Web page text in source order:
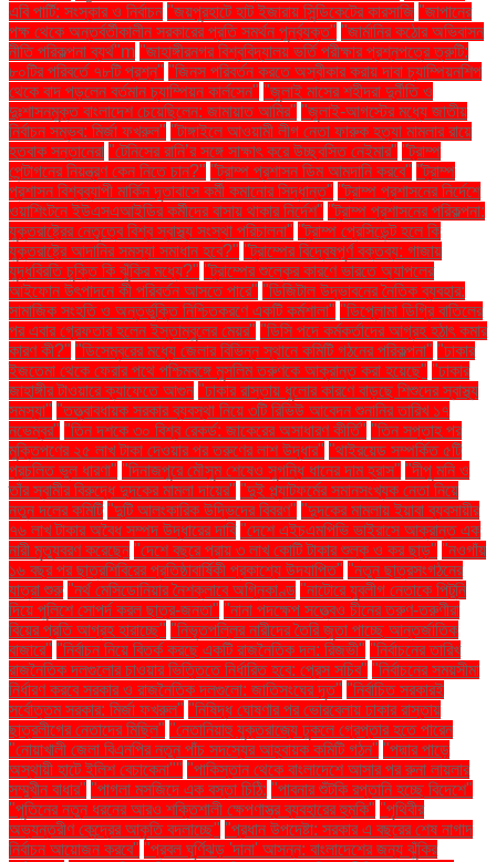
এবি পার্টি: সংস্কার ও নির্বাচন "জয়পুরহাটে হাট ইজারায় সিন্ডিকেটের কারসাজি "জাপানের
পক্ষ থেকে অন্তর্বর্তীকালীন সরকারের প্রতি সমর্থন পুনর্ব্যক্ত" "জার্মানির কঠোর অভিবাসন
নীতি পরিকল্পনা ব্যর্থ"m "জাহাঙ্গীরনগর বিশ্ববিদ্যালয় ভর্তি পরীক্ষার প্রশ্নপত্রে ত্রুটি:
৮০টির পরিবর্তে ৭৮টি প্রশ্ন" "জিনস পরিবর্তন করতে অস্বীকার করায় দাবা চ্যাম্পিয়নশিপ
থেকে বাদ পড়লেন বর্তমান চ্যাম্পিয়ন কার্লসেন" "জুলাই মাসের শহীদরা দুর্নীতি ও
দুঃশাসনমুক্ত বাংলাদেশ চেয়েছিলেন: জামায়াত আমির" "জুলাই-আগস্টের মধ্যে জাতীয়
নির্বাচন সম্ভব: মির্জা ফখরুল" "টাঙ্গাইলে আওয়ামী লীগ নেতা ফারুক হত্যা মামলার রায়ে
হতবাক সন্তানেরা "টেনিসের রানি’র সঙ্গে সাক্ষাৎ করে উচ্ছ্বসিত নেইমার" "ট্রাম্প
পেন্টাগনের নিয়ন্ত্রণ কেন নিতে চান?" "ট্রাম্প প্রশাসন ডিম আমদানি করবে" "ট্রাম্প
প্রশাসন বিশ্বব্যাপী মার্কিন দূতাবাসে কর্মী কমানোর সিদ্ধান্ত" "ট্রাম্প প্রশাসনের নির্দেশে
ওয়াশিংটনে ইউএসএআইডির কর্মীদের বাসায় থাকার নির্দেশ" "ট্রাম্প প্রশাসনের পরিকল্পনা:
যুক্তরাষ্ট্রের নেতৃত্বে বিশ্ব স্বাস্থ্য সংস্থা পরিচালনা" "ট্রাম্প প্রেসিডেন্ট হলে কি
যুক্তরাষ্ট্রে আদানির সমস্যা সমাধান হবে?" "ট্রাম্পের বিদ্বেষপূর্ণ বক্তব্য: গাজায়
যুদ্ধবিরতি চুক্তি কি ঝুঁকির মধ্যে?" "ট্রাম্পের শুল্কের কারণে ভারতে অ্যাপলের
আইফোন উৎপাদনে কী পরিবর্তন আসতে পারে" "ডিজিটাল উদ্ভাবনের নৈতিক ব্যবহার:
সামাজিক সংহতি ও অন্তর্ভুক্তি নিশ্চিতকরণে একটি কর্মশালা" "ডিপ্লোমা ডিগ্রি বাতিলের
পর এবার গ্রেফতার হলেন ইস্তাম্বুলের মেয়র" "ডিসি পদে কর্মকর্তাদের আগ্রহ হঠাৎ কমার
কারণ কী?" "ডিসেম্বরের মধ্যে জেলার বিভিন্ন স্থানে কমিটি গঠনের পরিকল্পনা" "ঢাকার
ইজতেমা থেকে ফেরার পথে পশ্চিমবঙ্গে মুসলিম তরুণকে আক্রান্ত করা হয়েছে" "ঢাকার
জাহাঙ্গীর টাওয়ারে ক্যাফেতে আগুন "ঢাকার রাস্তায় ধুলোর কারণে বাড়ছে শিশুদের স্বাস্থ্য
সমস্যা" "তত্ত্বাবধায়ক সরকার ব্যবস্থা নিয়ে ৩টি রিভিউ আবেদন শুনানির তারিখ ১৭
নভেম্বর" "তিন দশকে ৩০ বিশ্ব রেকর্ড: জাকেরের অসাধারণ কীর্তি" "তিন সপ্তাহ পর
মুক্তিপণের ২৫ লাখ টাকা দেওয়ার পর তরুণের লাশ উদ্ধার" "থাইরয়েড সম্পর্কিত ৫টি
প্রচলিত ভুল ধারণা" "দিনাজপুরে মৌসুম শেষেও সুগন্ধি ধানের দাম হ্রাস" "দীপু মনি ও
তাঁর স্বামীর বিরুদ্ধে দুদকের মামলা দায়ের" "দুই প্ল্যাটফর্মের সমানসংখ্যক নেতা নিয়ে
নতুন দলের কমিটি "দুটি আলংকারিক উদ্ভিদের বিবরণ" "দুদকের মামলায় ইয়াবা ব্যবসায়ীর
৭৬ লাখ টাকার অবৈধ সম্পদ উদ্ধারের দাবি "দেশে এইচএমপিভি ভাইরাসে আক্রান্ত এক
নারী মৃত্যুবরণ করেছেন "দেশে বছরে প্রায় ৩ লাখ কোটি টাকার শুল্ক ও কর ছাড়" "নওগাঁয়
১৬ বছর পর ছাত্রশিবিরের প্রতিষ্ঠাবার্ষিকী প্রকাশ্যে উদযাপিত" "নতুন ছাত্রসংগঠনের
যাত্রা শুরু "নর্থ মেসিডোনিয়ার নৈশক্লাবে অগ্নিকাণ্ড "নাটোরে যুবলীগ নেতাকে পিটুনি
দিয়ে পুলিশে সোপর্দ করল ছাত্র-জনতা" "নানা পদক্ষেপ সত্ত্বেও চীনের তরুণ-তরুণীরা
বিয়ের প্রতি আগ্রহ হারাচ্ছে" "নিভৃতপল্লির নারীদের তৈরি জুতা পাচ্ছে আন্তর্জাতিক
বাজারে" "নির্বাচন নিয়ে বিতর্ক করছে একটি রাজনৈতিক দল: রিজভী" "নির্বাচনের তারিখ
রাজনৈতিক দলগুলোর চাওয়ার ভিত্তিতে নির্ধারিত হবে: প্রেস সচিব" "নির্বাচনের সময়সীমা
নির্ধারণ করবে সরকার ও রাজনৈতিক দলগুলো: জাতিসংঘের দূত" "নির্বাচিত সরকারই
সর্বোত্তম সরকার: মির্জা ফখরুল" "নিষিদ্ধ ঘোষণার পর ভোরবেলায় ঢাকার রাস্তায়
ছাত্রলীগের নেতাদের মিছিল" "নেতানিয়াহু যুক্তরাজ্যে ঢুকলে গ্রেপ্তার হতে পারেন
"নোয়াখালী জেলা বিএনপির নতুন পাঁচ সদস্যের আহ্বায়ক কমিটি গঠন" "পদ্মার পাড়ে
অস্থায়ী হাটে ইলিশ বেচাকেনা"'' "পাকিস্তান থেকে বাংলাদেশে আসার পর রুনা লায়লার
সম্মুখীন বাধার" "পাগলা মসজিদে এক বস্তা চিঠি: "পাবনার শুঁটকি রপ্তানি হচ্ছে বিদেশে"
"পুতিনের নতুন ধরনের আরও শক্তিশালী ক্ষেপণাস্ত্র ব্যবহারের হুমকি" "পৃথিবীর
অভ্যন্তরীণ কেন্দ্রের আকৃতি বদলাচ্ছে" "প্রধান উপদেষ্টা: সরকার এ বছরের শেষ নাগাদ
নির্বাচন আয়োজন করবে" "প্রবল ঘূর্ণিঝড় 'দানা' আসন্ন: বাংলাদেশের জন্য ঝুঁকির